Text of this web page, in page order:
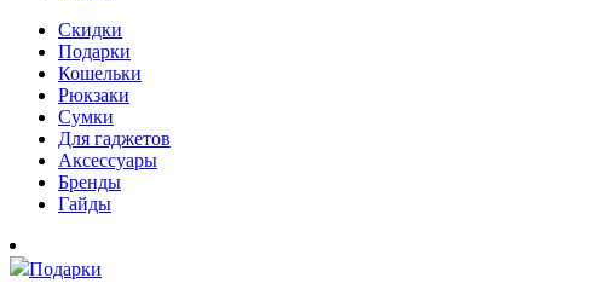
Скидки
Подарки
Кошельки
Рюкзаки
Сумки
Для гаджетов
Аксессуары
Бренды
Гайды
Подарки